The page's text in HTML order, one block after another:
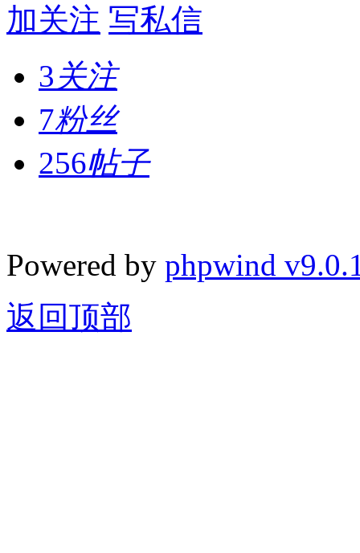
加关注 写私信
3关注
7粉丝
256帖子
Powered by phpwind
返回顶部